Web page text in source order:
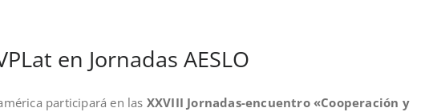
en Jornadas AESLO
participará en las XXVIII Jornadas-encuentro «Cooperación y